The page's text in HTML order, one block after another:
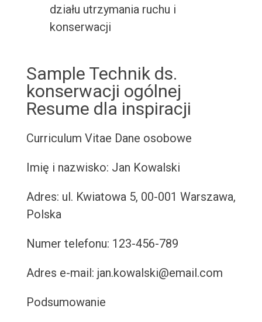
działu utrzymania ruchu i
konserwacji
Sample Technik ds.
konserwacji ogólnej
Resume dla inspiracji
Curriculum Vitae Dane osobowe
Imię i nazwisko: Jan Kowalski
Adres: ul. Kwiatowa 5, 00-001 Warszawa,
Polska
Numer telefonu: 123-456-789
Adres e-mail: jan.kowalski@email.com
Podsumowanie